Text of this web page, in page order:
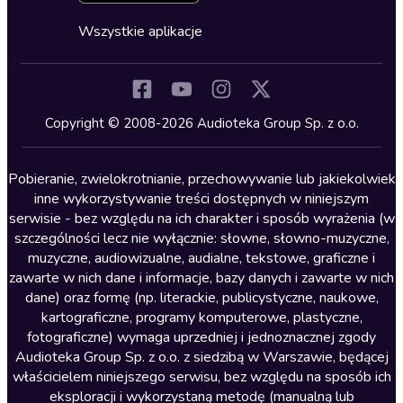
Kryminały
Lektury szkolne
Literatura anglojęzyczna
Literatura faktu
Literatura obyczajowa
Literatura piękna obca
Literatura piękna polska
Nagrania relaksacyjne
Nauka języków
Nauki humanistyczne
Cykle audiobooków
Wszystkie aplikacje
Copyright © 2008-2026 Audioteka Group Sp. z o.o.
Pobieranie, zwielokrotnianie, przechowywanie lub jakiekolwiek
inne wykorzystywanie treści dostępnych w niniejszym
serwisie - bez względu na ich charakter i sposób wyrażenia (w
szczególności lecz nie wyłącznie: słowne, słowno-muzyczne,
muzyczne, audiowizualne, audialne, tekstowe, graficzne i
zawarte w nich dane i informacje, bazy danych i zawarte w nich
dane) oraz formę (np. literackie, publicystyczne, naukowe,
kartograficzne, programy komputerowe, plastyczne,
fotograficzne) wymaga uprzedniej i jednoznacznej zgody
Audioteka Group Sp. z o.o. z siedzibą w Warszawie, będącej
właścicielem niniejszego serwisu, bez względu na sposób ich
eksploracji i wykorzystaną metodę (manualną lub